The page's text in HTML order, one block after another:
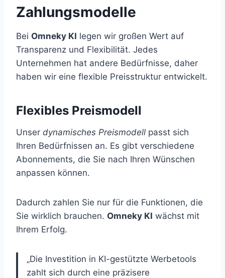
Zahlungsmodelle
Bei Omneky KI legen wir großen Wert auf
Transparenz und Flexibilität. Jedes
Unternehmen hat andere Bedürfnisse, daher
haben wir eine flexible Preisstruktur entwickelt.
Flexibles Preismodell
Unser dynamisches Preismodell passt sich
Ihren Bedürfnissen an. Es gibt verschiedene
Abonnements, die Sie nach Ihren Wünschen
anpassen können.
Dadurch zahlen Sie nur für die Funktionen, die
Sie wirklich brauchen. Omneky KI wächst mit
Ihrem Erfolg.
„Die Investition in KI-gestützte Werbetools
zahlt sich durch eine präzisere